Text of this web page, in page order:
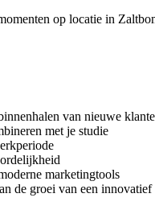
op locatie in
van nieuwe
met je studie
marketingtools
de groei van een